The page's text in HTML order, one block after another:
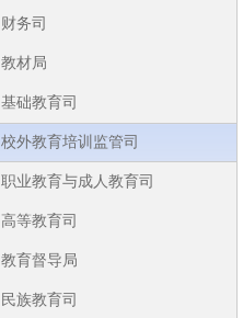
财务司
教材局
基础教育司
校外教育培训监管司
职业教育与成人教育司
高等教育司
教育督导局
民族教育司